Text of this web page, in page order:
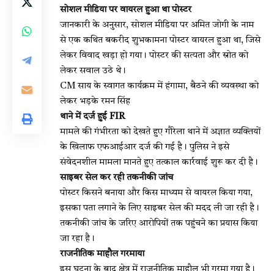
सोशल मीडिया पर वायरल हुआ था पोस्टर
जानकारी के अनुसार, सोशल मीडिया पर अमित जोगी के नाम
से एक कथित बकरीद शुभकामना पोस्टर वायरल हुआ था, जिसे
लेकर विवाद खड़ा हो गया। पोस्टर की सत्यता और स्रोत को
लेकर सवाल उठे थे।
CM साय के स्वागत कार्यक्रम में हंगामा, बैठने की व्यवस्था को
लेकर भड़के रमन सिंह
थाने में दर्ज हुई FIR
मामले की गंभीरता को देखते हुए गौरेला थाने में अज्ञात व्यक्तियों
के खिलाफ एफआईआर दर्ज की गई है। पुलिस ने इसे
संवेदनशील मामला मानते हुए तत्काल कार्रवाई शुरू कर दी है।
साइबर सेल कर रही तकनीकी जांच
पोस्टर किसने बनाया और किस माध्यम से वायरल किया गया,
इसका पता लगाने के लिए साइबर सेल की मदद ली जा रही है।
तकनीकी जांच के जरिए आरोपियों तक पहुंचने का प्रयास किया
जा रहा है।
राजनीतिक माहौल गरमाया